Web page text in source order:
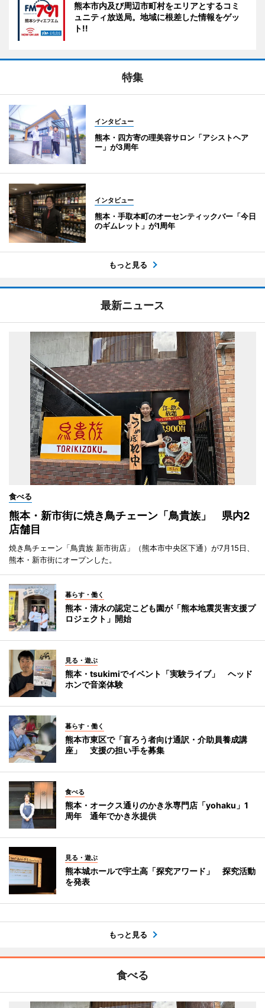
熊本市内及び周辺市町村をエリアとするコミ
ュニティ放送局。地域に根差した情報をゲッ
ト!!
特集
インタビュー
熊本・四方寄の理美容サロン「アシストヘア
ー」が3周年
インタビュー
熊本・手取本町のオーセンティックバー「今日
のギムレット」が1周年
もっと見る
最新ニュース
食べる
熊本・新市街に焼き鳥チェーン「鳥貴族」 県内2
店舗目
焼き鳥チェーン「鳥貴族 新市街店」（熊本市中央区下通）が7月15日、
熊本・新市街にオープンした。
暮らす・働く
熊本・清水の認定こども園が「熊本地震災害支援プ
ロジェクト」開始
見る・遊ぶ
熊本・tsukimiでイベント「実験ライブ」 ヘッド
ホンで音楽体験
暮らす・働く
熊本市東区で「盲ろう者向け通訳・介助員養成講
座」 支援の担い手を募集
食べる
熊本・オークス通りのかき氷専門店「yohaku」1
周年 通年でかき氷提供
見る・遊ぶ
熊本城ホールで宇土高「探究アワード」 探究活動
を発表
もっと見る
食べる